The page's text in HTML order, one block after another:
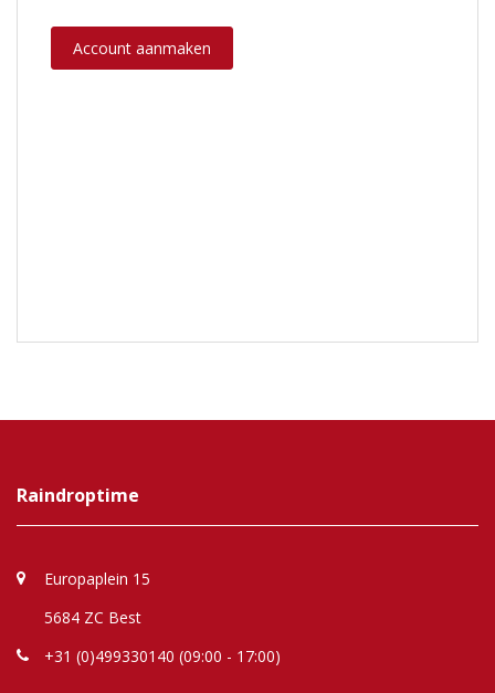
Account aanmaken
Raindroptime
Europaplein 15
5684 ZC Best
+31 (0)499330140 (09:00 - 17:00)